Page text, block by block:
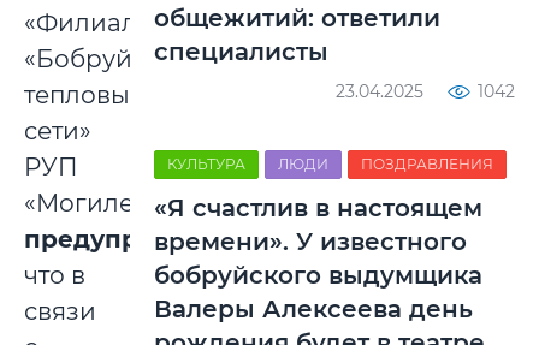
«Филиал
«Бобруйские
тепловые
сети»
РУП
«Могилевэнерго»
предупреждает,
что в
связи
общежитий: ответили
специалисты
23.04.2025 1042
КУЛЬТУРА ЛЮДИ ПОЗДРАВЛЕНИЯ
«Я счастлив в настоящем
времени». У известного
бобруйского выдумщика
Валеры Алексеева день